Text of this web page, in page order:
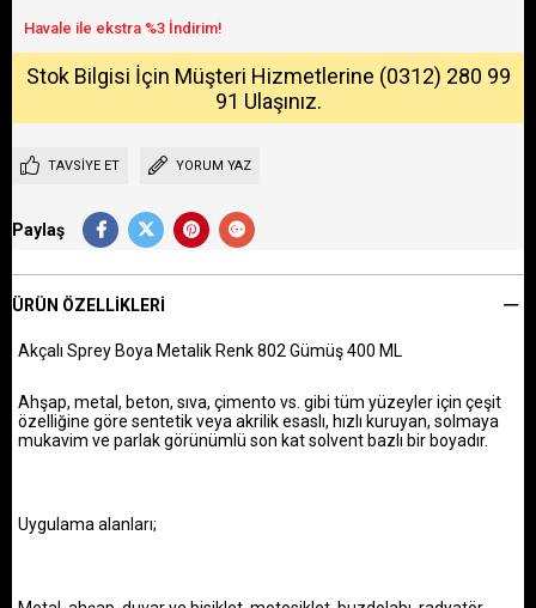
Stok Bilgisi İçin Müşteri Hizmetlerine (0312) 280 99
91 Ulaşınız.
TAVSIYE ET YORUM YAZ
Paylaş
ÜRÜN ÖZELLIKLERI
Akçalı Sprey Boya Metalik Renk 802 Gümüş 400 ML
Ahşap, metal, beton, sıva, çimento vs. gibi tüm yüzeyler için çeşit
özelliğine göre sentetik veya akrilik esaslı, hızlı kuruyan, solmaya
mukavim ve parlak görünümlü son kat solvent bazlı bir boyadır.
Uygulama alanları;